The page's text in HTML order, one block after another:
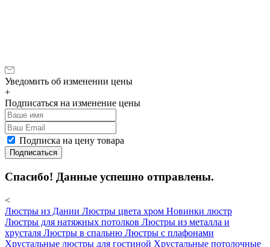
Уведомить об изменении цены
+
Подписаться на изменение цены
Подписка на цену товара
Подписаться
Спасибо! Данные успешно отправлены.
<
Люстры из Дании Люстры цвета хром Новинки люстр
Люстры для натяжных потолков Люстры из металла и
хрусталя Люстры в спальню Люстры с плафонами
Хрустальные люстры для гостиной Хрустальные потолочные